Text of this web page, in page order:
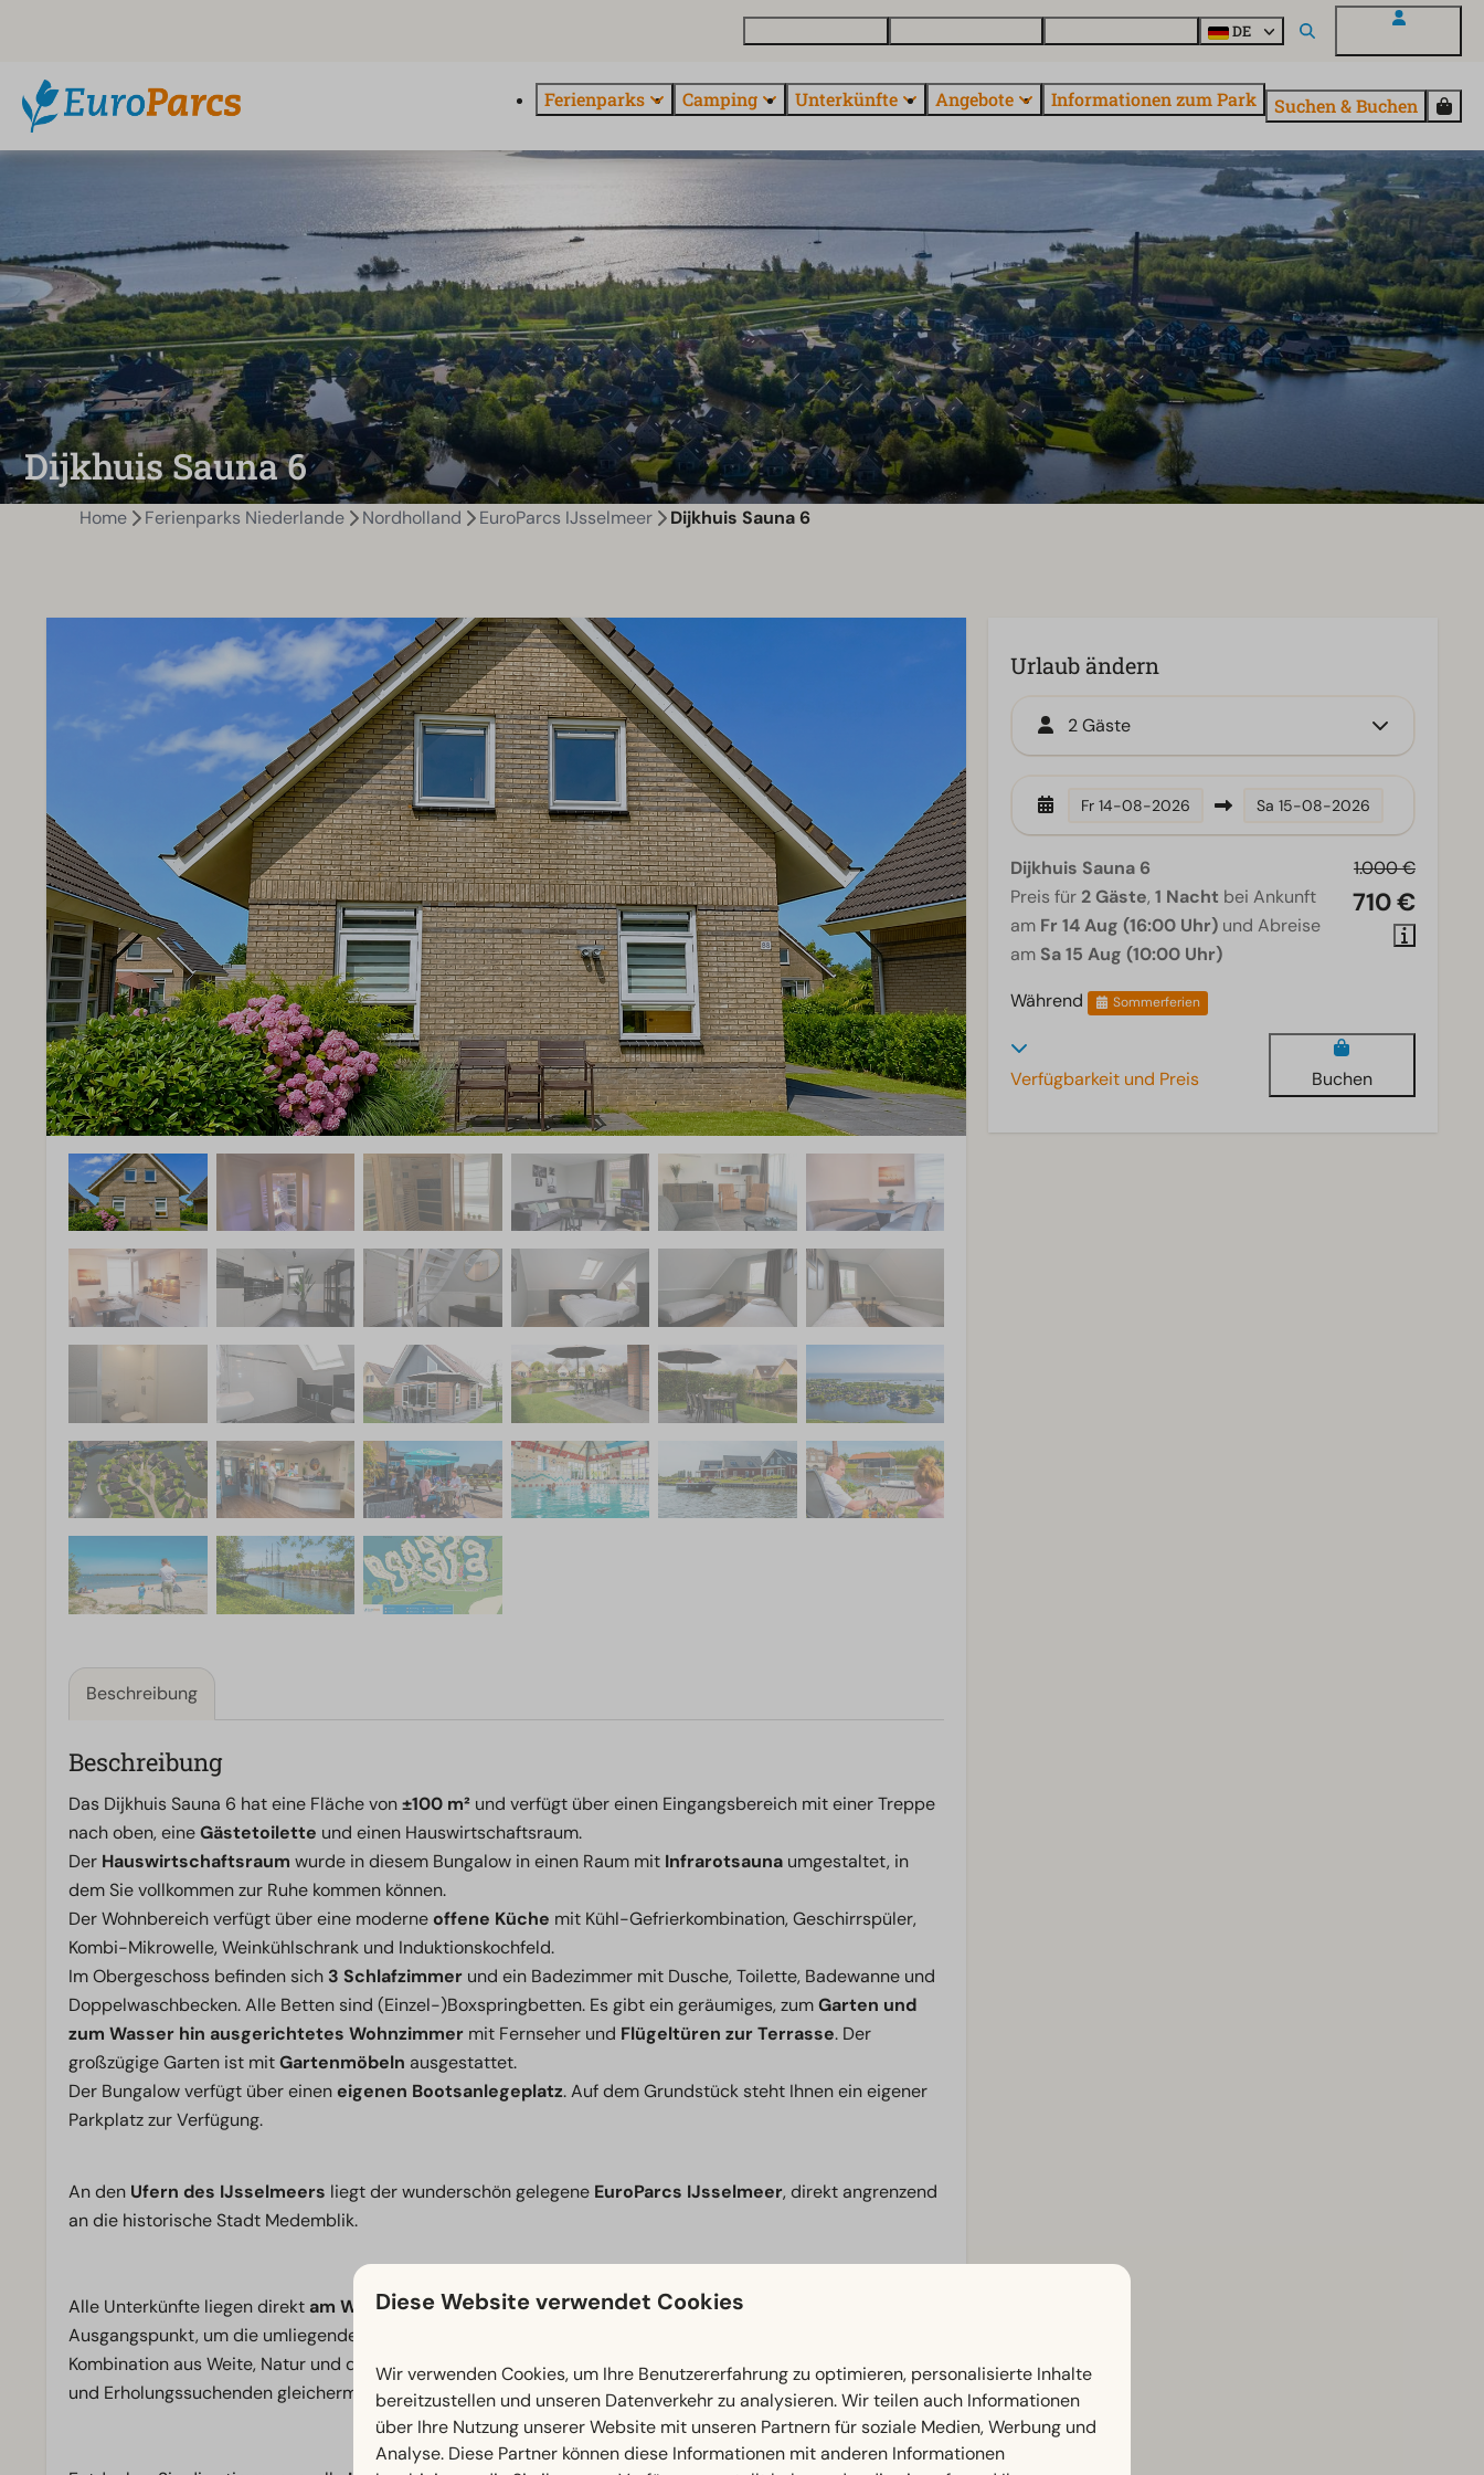
DE
Ferienparks Camping Unterkünfte Angebote Informationen zum Park Suchen & Buchen
Dijkhuis Sauna 6
Home Ferienparks Niederlande Nordholland EuroParcs IJsselmeer Dijkhuis Sauna 6
Beschreibung
Beschreibung
Das Dijkhuis Sauna 6 hat eine Fläche von±100 m² und verfügt über einen Eingangsbereich mit einer Treppe
nach oben, eineGästetoilette und einen Hauswirtschaftsraum.
Der Hauswirtschaftsraum wurde in diesem Bungalow in einen Raum mit Infrarotsauna umgestaltet, in
dem Sie vollkommen zur Ruhe kommen können.
Der Wohnbereich verfügt über eine moderneoffene Küche mit Kühl-Gefrierkombination, Geschirrspüler,
Kombi-Mikrowelle, Weinkühlschrank und Induktionskochfeld.
Im Obergeschoss befinden sich 3 Schlafzimmer und ein Badezimmer mit Dusche, Toilette, Badewanne und
Doppelwaschbecken. Alle Betten sind (Einzel-)Boxspringbetten. Es gibt ein geräumiges, zumGarten und
zum Wasser hin ausgerichtetes Wohnzimmer mit Fernseher und Flügeltüren zur Terrasse. Der
großzügige Garten ist mitGartenmöbeln ausgestattet.
Der Bungalow verfügt über eineneigenen Bootsanlegeplatz. Auf dem Grundstück steht Ihnen ein eigener
Parkplatz zur Verfügung.
An den Ufern des IJsselmeers liegt der wunderschön gelegene EuroParcs IJsselmeer, direkt angrenzend
an die historische Stadt Medemblik.
Alle Unterkünfte liegen direkt am Wasser, meist miteigenem Anlegesteg. Dadurch ist der Park der ideale
Ausgangspunkt, um die umliegenden Gewässer und die Umgebung mit
Kombination aus Weite, Natur und der einzigartigen Lage macht diesen Park bei Wassersportlern, Familien
und Erholungssuchenden gleichermaßen beliebt.
Urlaub ändern
2 Gäste
Fr 14-08-2026 Sa 15-08-2026
1.000 €
710 €
Dijkhuis Sauna 6
Preis für 2 Gäste,1 Nacht bei Ankunft
am Fr 14 Aug (16:00 Uhr) und Abreise
am Sa 15 Aug (10:00 Uhr)
Während
Sommerferien
Verfügbarkeit und Preis Buchen
Diese Website verwendet Cookies
Wir verwenden Cookies, um Ihre Benutzererfahrung zu optimieren, personalisierte Inhalte
bereitzustellen und unseren Datenverkehr zu analysieren. Wir teilen auch Informationen
über Ihre Nutzung unserer Website mit unseren Partnern für soziale Medien, Werbung und
Analyse. Diese Partner können diese Informationen mit anderen Informationen